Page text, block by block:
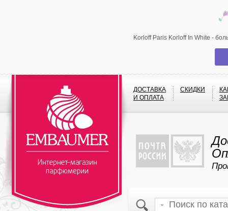
Korloff Paris Korloff In White -
ДОСТАВКА
И ОПЛАТА
СКИДКИ